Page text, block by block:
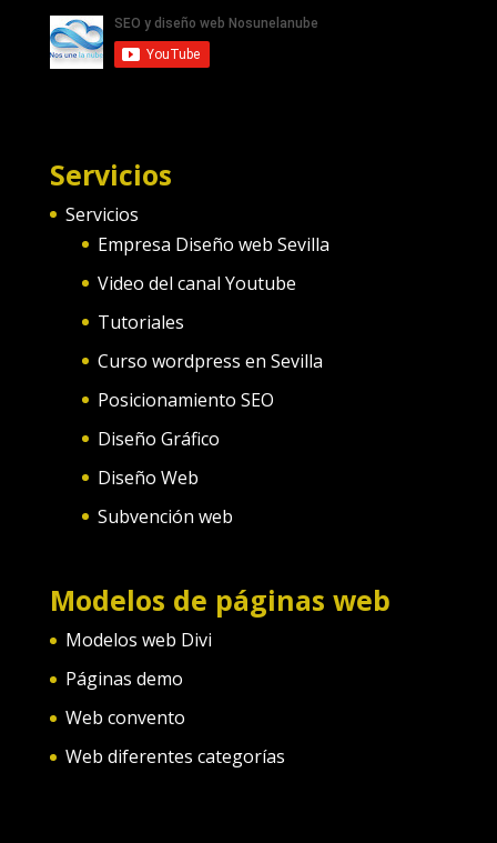
Servicios
Servicios
Empresa Diseño web Sevilla
Video del canal Youtube
Tutoriales
Curso wordpress en Sevilla
Posicionamiento SEO
Diseño Gráfico
Diseño Web
Subvención web
Modelos de páginas web
Modelos web Divi
Páginas demo
Web convento
Web diferentes categorías